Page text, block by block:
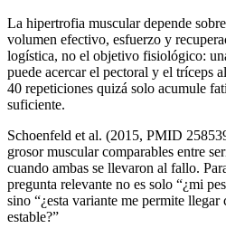
La hipertrofia muscular depende
volumen efectivo, esfuerzo y
logística, no el objetivo fisiológico:
puede acercar el pectoral y el tríceps
40 repeticiones quizá solo acumule
suficiente.
Schoenfeld et al. (2015, PMID
grosor muscular comparables entre
cuando ambas se llevaron al fallo.
pregunta relevante no es solo “¿mi
sino “¿esta variante me permite
estable?”